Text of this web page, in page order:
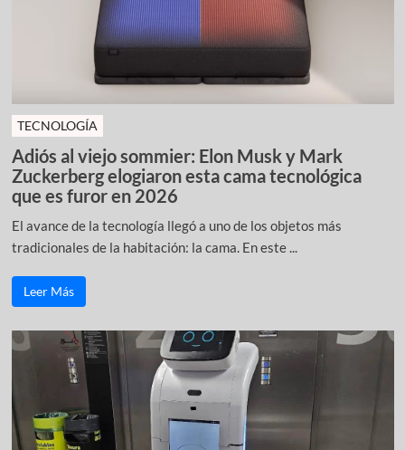
TECNOLOGÍA
Adiós al viejo sommier: Elon Musk y Mark
Zuckerberg elogiaron esta cama tecnológica
que es furor en 2026
El avance de la tecnología llegó a uno de los objetos más
tradicionales de la habitación: la cama. En este ...
Leer Más